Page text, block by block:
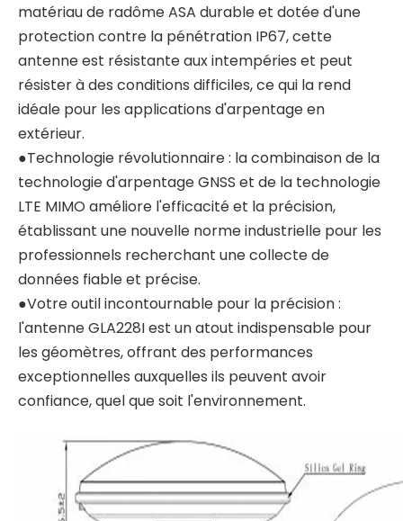
matériau de radôme ASA durable et dotée d'une
protection contre la pénétration IP67, cette
antenne est résistante aux intempéries et peut
résister à des conditions difficiles, ce qui la rend
idéale pour les applications d'arpentage en
extérieur.
●Technologie révolutionnaire : la combinaison de la
technologie d'arpentage GNSS et de la technologie
LTE MIMO améliore l'efficacité et la précision,
établissant une nouvelle norme industrielle pour les
professionnels recherchant une collecte de
données fiable et précise.
●Votre outil incontournable pour la précision :
l'antenne GLA228I est un atout indispensable pour
les géomètres, offrant des performances
exceptionnelles auxquelles ils peuvent avoir
confiance, quel que soit l'environnement.